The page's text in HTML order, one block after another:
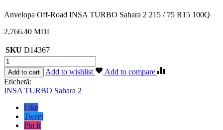
Anvelopa Off-Road INSA TURBO Sahara 2 215 / 75 R15 100Q
2,766.40 MDL
SKU D14367
Cantitate
Anvelopa
Off-
Road
INSA
TURBO
Sahara
Add to cart Add to wishlist
Add to compare
Etichetă:
INSA TURBO Sahara 2
Like
Tweet
Pin It